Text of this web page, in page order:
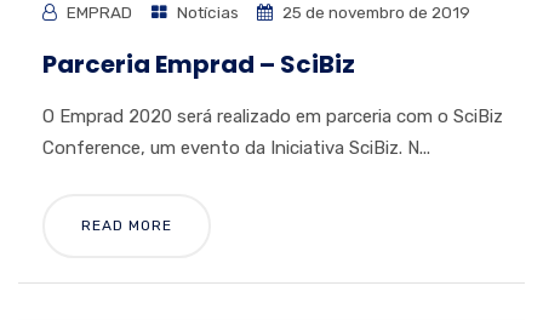
EMPRAD Notícias 25 de novembro de 2019
Parceria Emprad – SciBiz
O Emprad 2020 será realizado em parceria com o SciBiz
Conference, um evento da Iniciativa SciBiz. N...
READ MORE